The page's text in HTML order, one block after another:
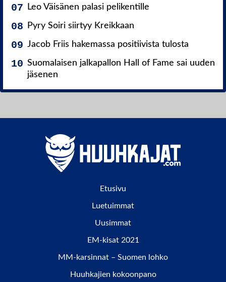
Leo Väisänen palasi pelikentille
Pyry Soiri siirtyy Kreikkaan
Jacob Friis hakemassa positiivista tulosta
Suomalaisen jalkapallon Hall of Fame sai uuden
jäsenen
Etusivu
Luetuimmat
Uusimmat
EM-kisat 2021
MM-karsinnat – Suomen lohko
Huuhkajien kokoonpano